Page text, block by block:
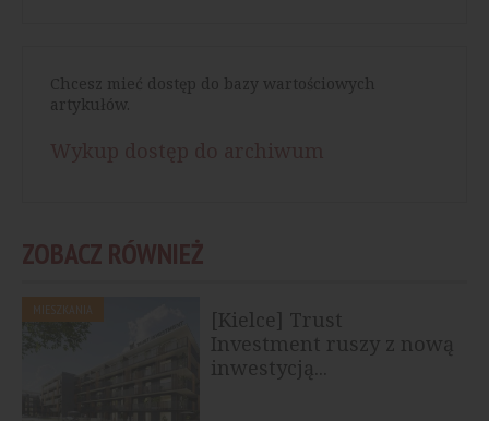
Chcesz mieć dostęp do bazy wartościowych
artykułów.
ZOBACZ RÓWNIEŻ
[Kielce] Trust
Investment ruszy z nową
inwestycją...